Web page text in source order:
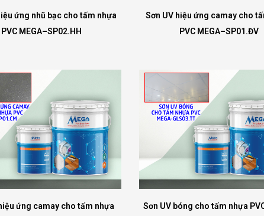
ứng nhũ bạc cho tấm nhựa
PVC MEGA–SP02.HH
Sơn UV hiệu ứng camay cho
PVC MEGA–SP01.ĐV
ứng camay cho tấm nhựa
Sơn UV bóng cho tấm nhựa